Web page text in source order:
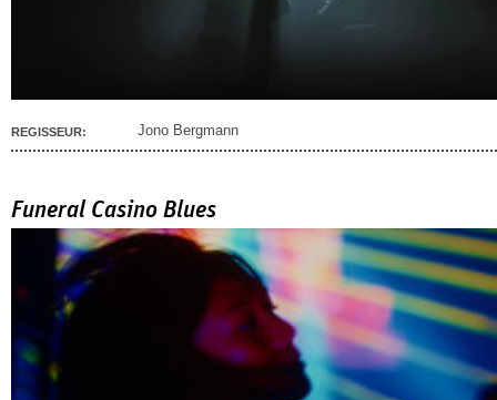
REGISSEUR: Jono Bergmann
Funeral Casino Blues